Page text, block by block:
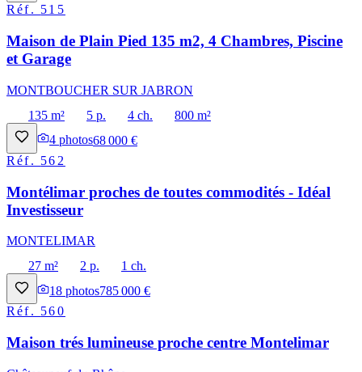
Réf. 515
Maison de Plain Pied 135 m2, 4 Chambres, Piscine
et Garage
MONTBOUCHER SUR JABRON
135 m²
5 p. 4 ch.
800 m²
4 photos68 000 €
Réf. 562
Montélimar proches de toutes commodités - Idéal
Investisseur
MONTELIMAR
27 m²
2 p.
1 ch.
18 photos785 000 €
Réf. 560
Maison trés lumineuse proche centre Montelimar